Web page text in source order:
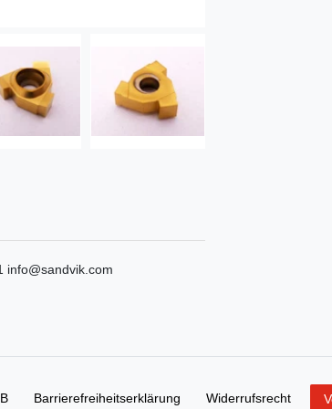
info@sandvik.com
Barrierefreiheitserklärung Widerrufs­recht